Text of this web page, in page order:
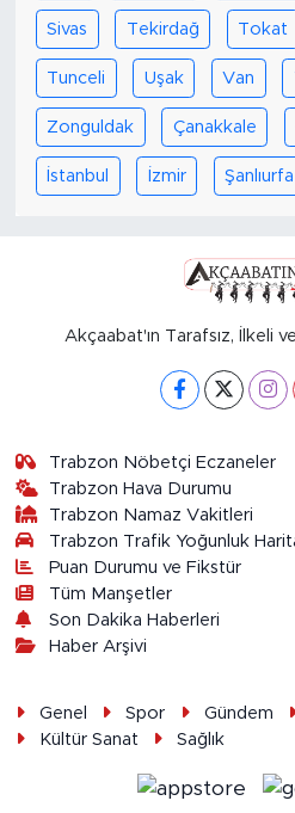
Sivas Tekirdağ Tokat
Tunceli Uşak Van
Zonguldak Çanakkale
İstanbul İzmir Şanlıurfa
Akçaabat'ın Tarafsız, İlkeli
Trabzon Nöbetçi Eczaneler
Trabzon Hava Durumu
Trabzon Namaz Vakitleri
Trabzon Trafik Yoğunluk
Puan Durumu ve Fikstür
Tüm Manşetler
Son Dakika Haberleri
Haber Arşivi
Genel Spor Gündem
Kültür Sanat
Sağlık